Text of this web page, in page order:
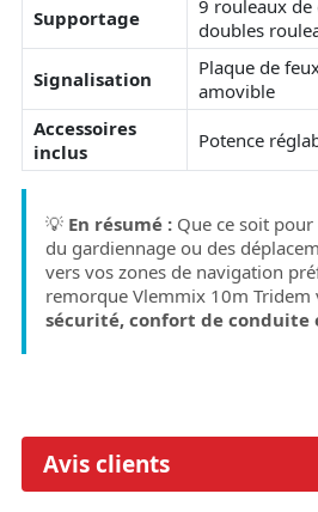
Supportage
9 rouleaux
doubles
Signalisation
Plaque de
amovible
Accessoires
inclus
Potence
💡 En résumé : Que ce soit
du gardiennage ou des
vers vos zones de navigation
remorque Vlemmix 10m Tridem
sécurité, confort de conduite
Avis clients